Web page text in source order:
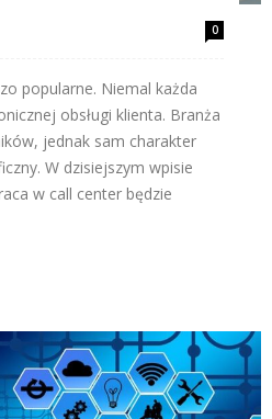
0
popularne. Niemal każda
obsługi klienta. Branża
jednak sam charakter
W dzisiejszym wpisie
w call center będzie